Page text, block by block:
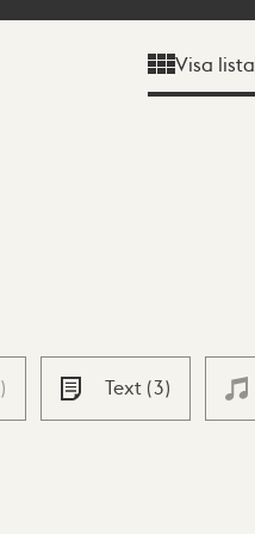
Visa lista
) Text (3)